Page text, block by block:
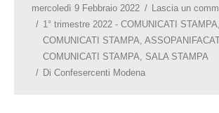
mercoledì 9 Febbraio 2022
Lascia un
1° trimestre 2022 - COMUNICATI STAMPA,
COMUNICATI STAMPA,
COMUNICATI STAMPA, SALA STAMPA
Di Confesercenti Modena